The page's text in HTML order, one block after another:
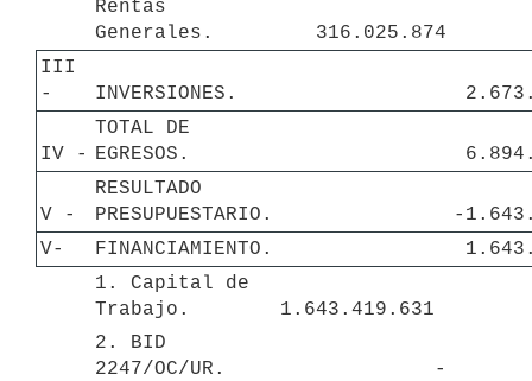
Rentas
Generales.
316.025.874
III
-
INVERSIONES.
IV -
TOTAL DE
EGRESOS.
V -
RESULTADO
PRESUPUESTARIO.
-
V-
FINANCIAMIENTO.
1. Capital de
Trabajo.
1.643.419.631
2. BID
2247/OC/UR.
-